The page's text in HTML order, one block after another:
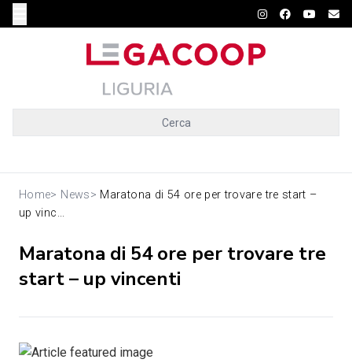
Cerca
Home> News> Maratona di 54 ore per trovare tre start –
up vinc...
Maratona di 54 ore per trovare tre
start – up vincenti